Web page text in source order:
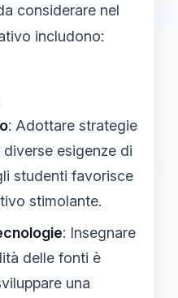
considerare nel
includono:
: Adottare strategie
esigenze di
studenti favorisce
stimolante.
: Insegnare
delle fonti è
una